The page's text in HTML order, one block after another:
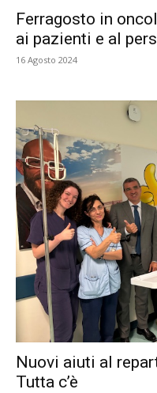
Ferragosto in
ai pazienti e al
16 Agosto 2024
Nuovi aiuti al
Tutta c’è